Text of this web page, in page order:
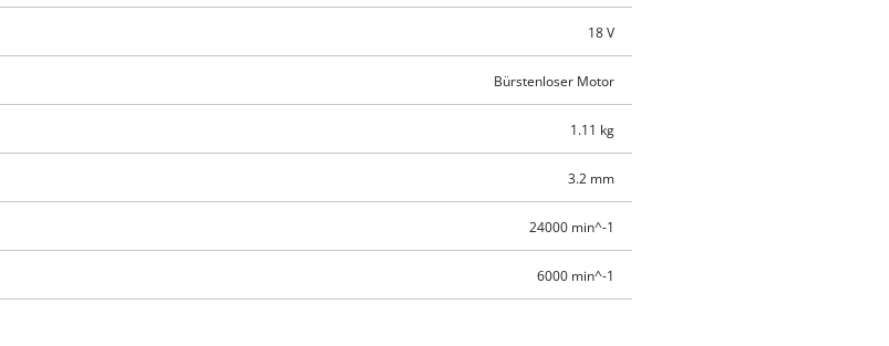
18 V
Bürstenloser Motor
1.11 kg
3.2 mm
24000 min^-1
6000 min^-1